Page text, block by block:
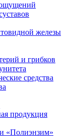
железы
и грибков
средства
продукция
«Полиэнзим»